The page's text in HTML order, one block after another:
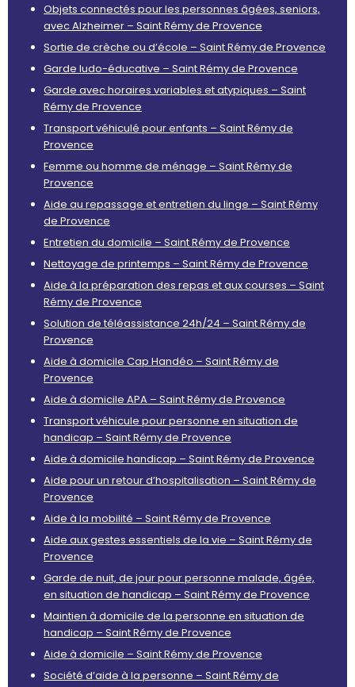
Objets connectés pour les personnes âgées, seniors,
avec Alzheimer – Saint Rémy de Provence
Sortie de crèche ou d’école – Saint Rémy de Provence
Garde ludo-éducative – Saint Rémy de Provence
Garde avec horaires variables et atypiques – Saint
Rémy de Provence
Transport véhiculé pour enfants – Saint Rémy de
Provence
Femme ou homme de ménage – Saint Rémy de
Provence
Aide au repassage et entretien du linge – Saint Rémy
de Provence
Entretien du domicile – Saint Rémy de Provence
Nettoyage de printemps – Saint Rémy de Provence
Aide à la préparation des repas et aux courses – Saint
Rémy de Provence
Solution de téléassistance 24h/24 – Saint Rémy de
Provence
Aide à domicile Cap Handéo – Saint Rémy de
Provence
Aide à domicile APA – Saint Rémy de Provence
Transport véhicule pour personne en situation de
handicap – Saint Rémy de Provence
Aide à domicile handicap – Saint Rémy de Provence
Aide pour un retour d’hospitalisation – Saint Rémy de
Provence
Aide à la mobilité – Saint Rémy de Provence
Aide aux gestes essentiels de la vie – Saint Rémy de
Provence
Garde de nuit, de jour pour personne malade, âgée,
en situation de handicap – Saint Rémy de Provence
Maintien à domicile de la personne en situation de
handicap – Saint Rémy de Provence
Aide à domicile – Saint Rémy de Provence
Société d’aide à la personne – Saint Rémy de